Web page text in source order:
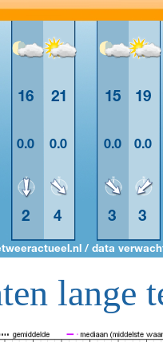
lange